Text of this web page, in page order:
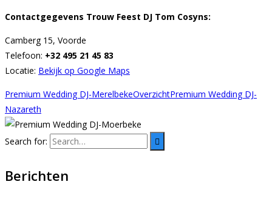
Contactgegevens Trouw Feest DJ Tom Cosyns:
Camberg 15, Voorde
Telefoon: +32 495 21 45 83
Locatie: Bekijk op Google Maps
Premium Wedding DJ-MerelbekeOverzichtPremium Wedding DJ-
Nazareth
Search for:
Berichten